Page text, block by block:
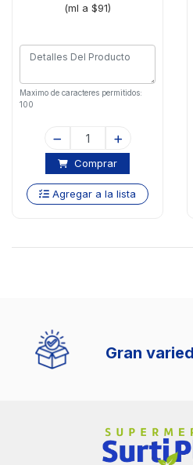
(ml a $91)
Maximo de caracteres permitidos:
100
Comprar
Agregar a la lista
Gran